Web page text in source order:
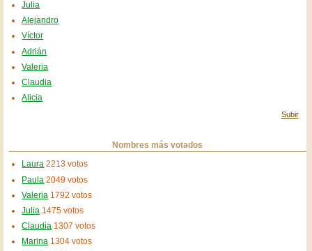
Julia
Alejandro
Víctor
Adrián
Valeria
Claudia
Alicia
Subir
Nombres más votados
Laura 2213 votos
Paula 2049 votos
Valeria 1792 votos
Julia 1475 votos
Claudia 1307 votos
Marina 1304 votos